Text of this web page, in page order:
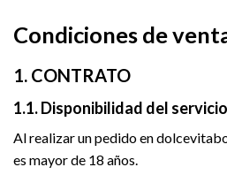
Condiciones de
1. CONTRATO
1.1. Disponibilidad del servicio
Al realizar un pedido en
es mayor de 18 años.